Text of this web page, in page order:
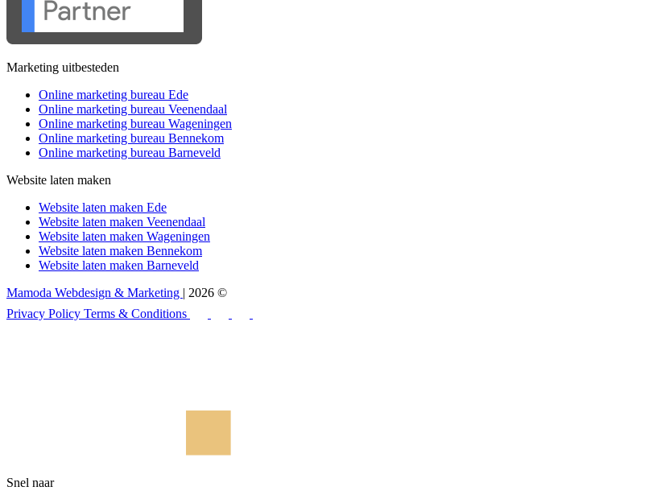
Marketing uitbesteden
Online marketing bureau Ede
Online marketing bureau Veenendaal
Online marketing bureau Wageningen
Online marketing bureau Bennekom
Online marketing bureau Barneveld
Website laten maken
Website laten maken Ede
Website laten maken Veenendaal
Website laten maken Wageningen
Website laten maken Bennekom
Website laten maken Barneveld
Mamoda Webdesign & Marketing | 2026 ©
Privacy Policy Terms & Conditions
Snel naar